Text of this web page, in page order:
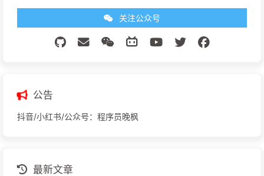
关注公众号
公告
抖音/小红书/公众号：程序员晚枫
最新文章